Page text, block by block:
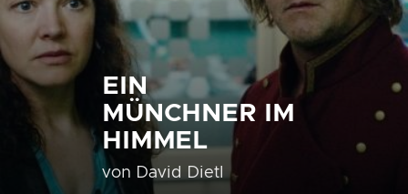
EIN
MÜNCHNER IM
HIMMEL
von David Dietl